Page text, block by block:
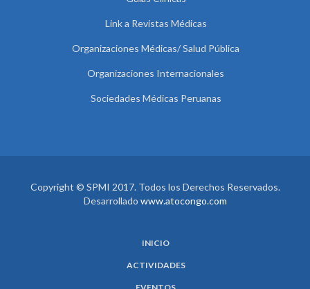
Link a Revistas Médicas
Organizaciones Médicas/ Salud Pública
Organizaciones Internacionales
Sociedades Médicas Peruanas
Copyright © SPMI 2017. Todos los Derechos Reservados.
Desarrollado www.atocongo.com
INICIO
ACTIVIDADES